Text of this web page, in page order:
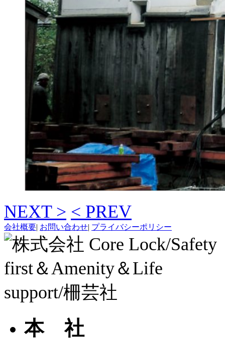
NEXT > < PREV
会社概要| お問い合わせ| プライバシーポリシー
本 社